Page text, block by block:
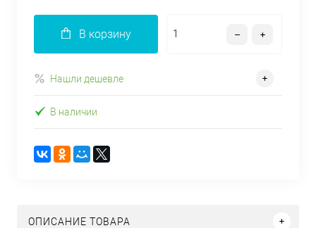
В корзину
Нашли дешевле
В наличии
ОПИСАНИЕ ТОВАРА